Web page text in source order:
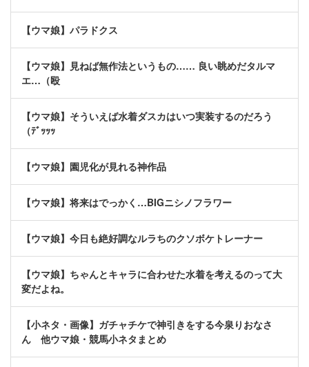
【ウマ娘】パラドクス
【ウマ娘】見ねば無作法というもの…… 良い眺めだタルマ
エ…（殴
【ウマ娘】そういえば水着ダスカはいつ実装するのだろう
（ﾃﾞｯｯｯ
【ウマ娘】園児化が見れる神作品
【ウマ娘】将来はでっかく…BIGニシノフラワー
【ウマ娘】今日も絶好調なルラちのクソボケトレーナー
【ウマ娘】ちゃんとキャラに合わせた水着を考えるのって大
変だよね。
【小ネタ・画像】ガチャチケで神引きをする今泉りおなさ
ん 他ウマ娘・競馬小ネタまとめ